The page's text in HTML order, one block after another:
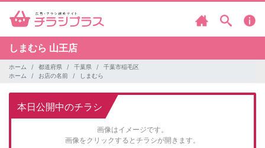
しまむら 山王店
ホーム 都道府県 千葉県
千葉市稲毛区
ホーム
お店の名前 しまむら
本日公開中のチラシ
画像はイメージです。
画像をクリックするとチラシが開きます。